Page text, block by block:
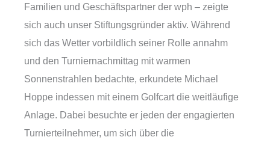
Familien und Geschäftspartner der wph – zeigte
sich auch unser Stiftungsgründer aktiv. Während
sich das Wetter vorbildlich seiner Rolle annahm
und den Turniernachmittag mit warmen
Sonnenstrahlen bedachte, erkundete Michael
Hoppe indessen mit einem Golfcart die weitläufige
Anlage. Dabei besuchte er jeden der engagierten
Turnierteilnehmer, um sich über die